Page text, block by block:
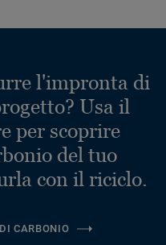
l'impronta di
Usa il
per scoprire
del tuo
con il riciclo.
CARBONIO